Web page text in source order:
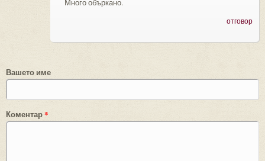
Много объркано.
отговор
Вашето име
Коментар*